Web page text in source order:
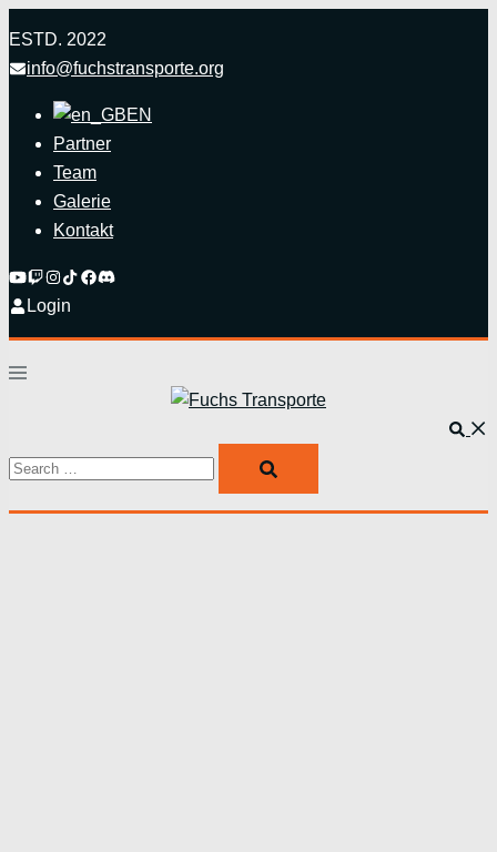
Inhalt
springen
ESTD. 2022
info@fuchstransporte.org
EN
Partner
Team
Galerie
Kontakt
Login
Menü
Suche
Search…